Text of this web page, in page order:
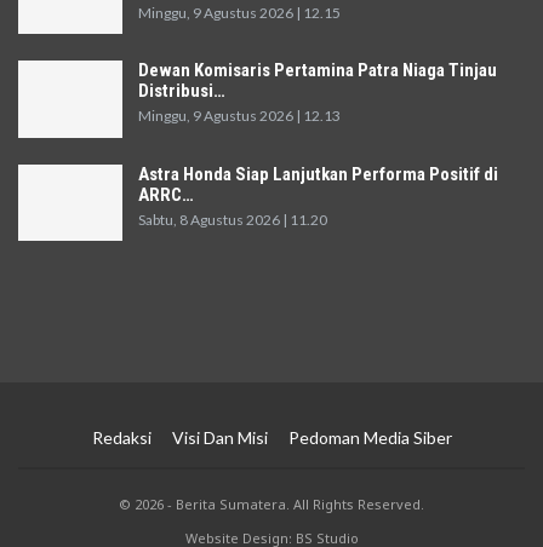
Minggu, 9 Agustus 2026 | 12.15
Dewan Komisaris Pertamina Patra Niaga Tinjau
Distribusi…
Minggu, 9 Agustus 2026 | 12.13
Astra Honda Siap Lanjutkan Performa Positif di
ARRC…
Sabtu, 8 Agustus 2026 | 11.20
Redaksi Visi Dan Misi Pedoman Media Siber
© 2026 - Berita Sumatera. All Rights Reserved.
Website Design: BS Studio